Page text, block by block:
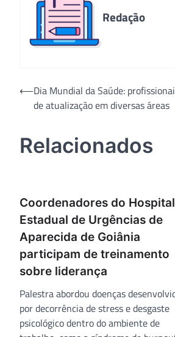
Redação
Navegação
⟵Dia Mundial da Saúde:
de atualização em diversas áreas
Relacionados
Coordenadores do Hospital
Estadual de Urgências de
Aparecida de Goiânia
participam de treinamento
sobre liderança
Palestra abordou doenças
por decorrência de stress e desgaste
psicológico dentro do ambiente de